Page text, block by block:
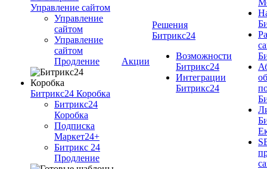
Управление сайтом
Управление
cайтом
Управление
сайтом
Продление
Битрикс24 Коробка
Битрикс24
Коробка
Подписка
Маркет24+
Битрикс 24
Продление
Акции
Решения
Битрикс24
Возможности
Битрикс24
Интеграции
Битрикс24